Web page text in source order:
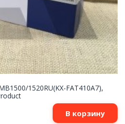
1520RU(KX-FAT410A7),
В корзину